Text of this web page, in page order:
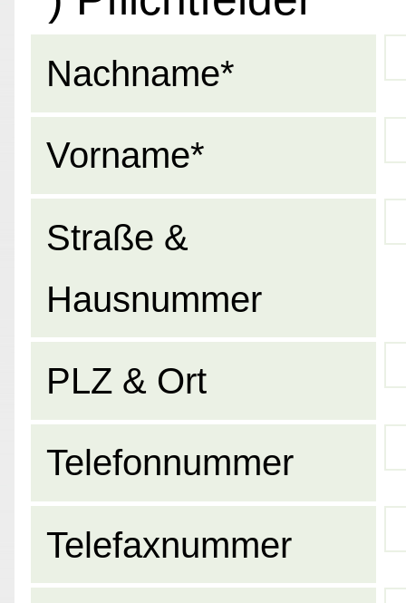
Nachname*
Vorname*
Straße &
Hausnummer
PLZ & Ort
Telefonnummer
Telefaxnummer